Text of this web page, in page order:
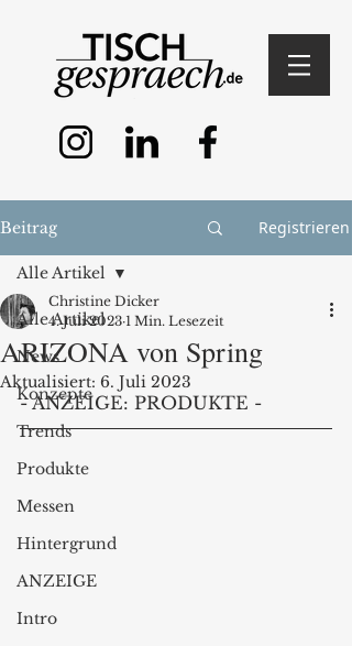
Beitrag Registrieren
Alle Artikel
News
Konzepte
Trends
Produkte
Messen
Hintergrund
ANZEIGE
Intro
Alle Artikel
ARIZONA von Spring
Christine Dicker
4. Juli 2023 1 Min. Lesezeit
Aktualisiert: 6. Juli 2023
- ANZEIGE: PRODUKTE -